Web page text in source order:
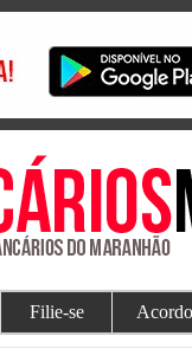
Filie-se